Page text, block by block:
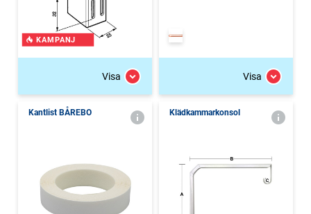
KAMPANJ
Visa Visa
Kantlist BÅREBO Klädkammarkonsol